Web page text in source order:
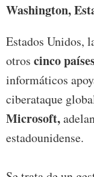
Washington,
Estados Unidos,
otros cinco
informáticos
ciberataque
Microsoft,
estadounidense.